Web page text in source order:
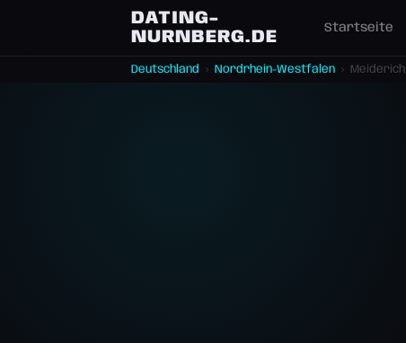
DATING-
NURNBERG.DE
Startseite
Deutschland › Nordrhein-Westfalen › Meiderich